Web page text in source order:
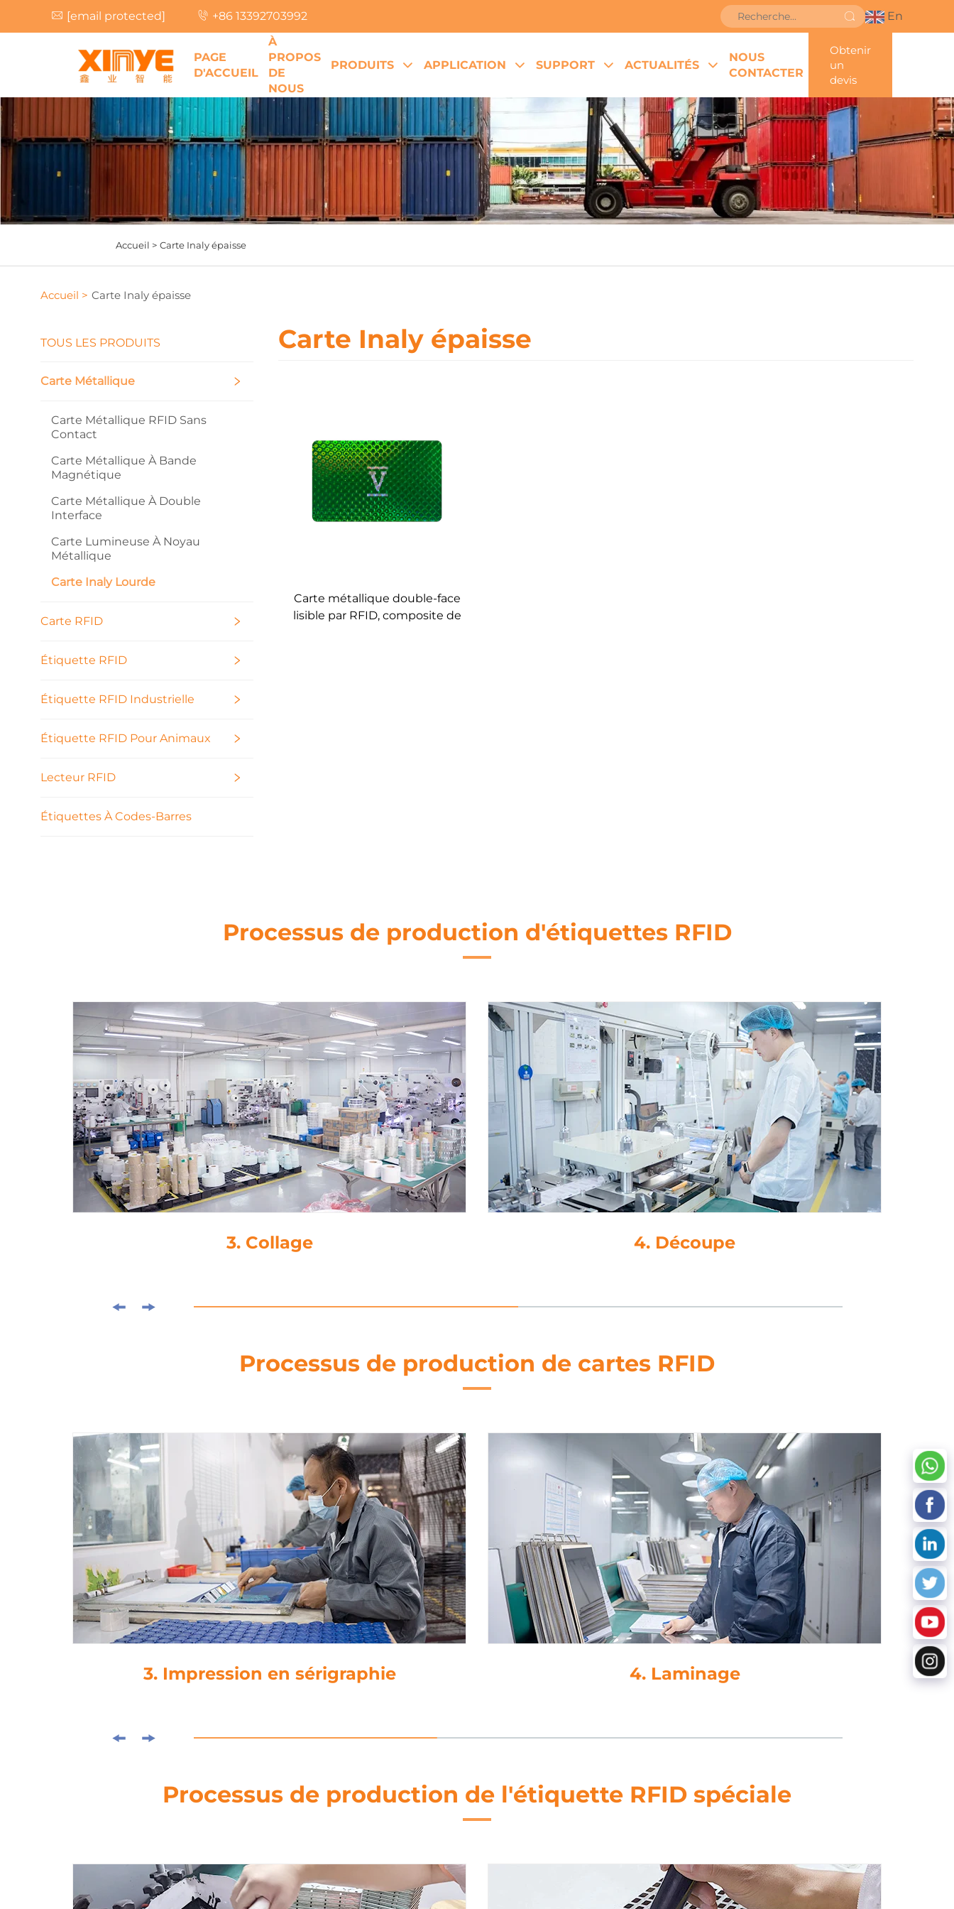
[email protected] +86 13392703992 En
PAGE
D'ACCUEIL
À
PROPOS
DE
NOUS
PRODUITS APPLICATION SUPPORT ACTUALITÉS
NOUS
CONTACTER
Obtenir
un
devis
Accueil > Carte Inaly épaisse
Accueil > Carte Inaly épaisse
TOUS LES PRODUITS
Carte Métallique
Carte Métallique RFID Sans
Contact
Carte Métallique À Bande
Magnétique
Carte Métallique À Double
Interface
Carte Lumineuse À Noyau
Métallique
Carte Inaly Lourde
Carte RFID
Étiquette RFID
Étiquette RFID Industrielle
Étiquette RFID Pour Animaux
Lecteur RFID
Étiquettes À Codes-Barres
Carte Inaly épaisse
Carte métallique double-face
lisible par RFID, composite de
Processus de production d'étiquettes RFID
4. Découpe 5. Traitement des données
Processus de production de cartes RFID
4. Laminage 5. Perçage
Processus de production de l'étiquette RFID spéciale